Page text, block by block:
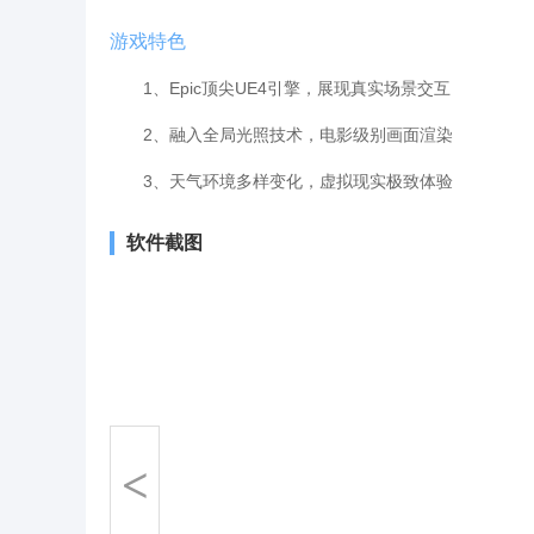
游戏特色
1、Epic顶尖UE4引擎，展现真实场景交互
2、融入全局光照技术，电影级别画面渲染
3、天气环境多样变化，虚拟现实极致体验
软件截图
<